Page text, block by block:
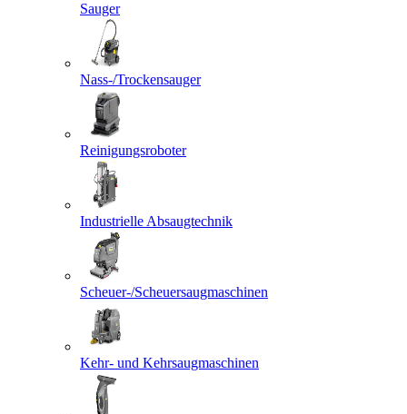
Sauger
Nass-/Trockensauger
Reinigungsroboter
Industrielle Absaugtechnik
Scheuer-/Scheuersaugmaschinen
Kehr- und Kehrsaugmaschinen